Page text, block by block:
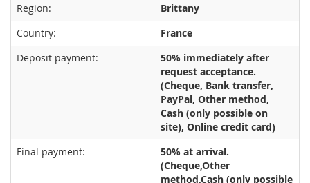
Region:
Brittany
Country:
France
Deposit payment:
50% immediately after
request acceptance.
(Cheque, Bank transfer,
PayPal, Other method,
Cash (only possible on
site), Online credit card)
Final payment:
50% at arrival.
(Cheque,Other
method,Cash (only possible